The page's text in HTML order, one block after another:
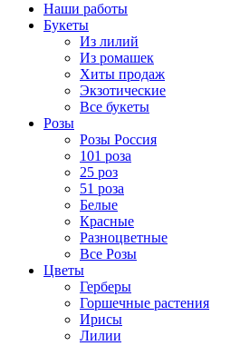
Наши работы
Букеты
Из лилий
Из ромашек
Хиты продаж
Экзотические
Все букеты
Розы
Розы Россия
101 роза
25 роз
51 роза
Белые
Красные
Разноцветные
Все Розы
Цветы
Герберы
Горшечные растения
Ирисы
Лилии